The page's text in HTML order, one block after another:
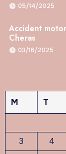
05/14/2025
Accident
Cheras
03/16/2025
M T
3
4